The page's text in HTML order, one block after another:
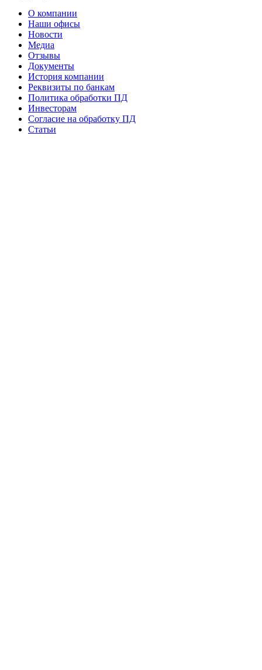
О компании
Наши офисы
Новости
Медиа
Отзывы
Документы
История компании
Реквизиты по банкам
Политика обработки ПД
Инвесторам
Согласие на обработку ПД
Статьи